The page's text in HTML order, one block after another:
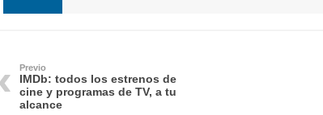
Previo
IMDb: todos los estrenos de
cine y programas de TV, a tu
alcance